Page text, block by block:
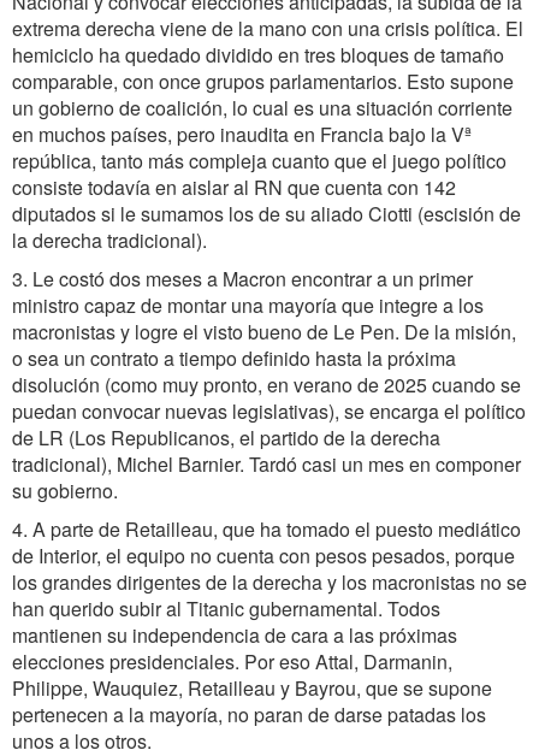
extrema derecha viene de la mano con una crisis política. El
hemiciclo ha quedado dividido en tres bloques de tamaño
comparable, con once grupos parlamentarios. Esto supone
un gobierno de coalición, lo cual es una situación corriente
en muchos países, pero inaudita en Francia bajo la Vª
república, tanto más compleja cuanto que el juego político
consiste todavía en aislar al RN que cuenta con 142
diputados si le sumamos los de su aliado Ciotti (escisión de
la derecha tradicional).
3. Le costó dos meses a Macron encontrar a un primer
ministro capaz de montar una mayoría que integre a los
macronistas y logre el visto bueno de Le Pen. De la misión,
o sea un contrato a tiempo definido hasta la próxima
disolución (como muy pronto, en verano de 2025 cuando se
puedan convocar nuevas legislativas), se encarga el político
de LR (Los Republicanos, el partido de la derecha
tradicional), Michel Barnier. Tardó casi un mes en componer
su gobierno.
4. A parte de Retailleau, que ha tomado el puesto mediático
de Interior, el equipo no cuenta con pesos pesados, porque
los grandes dirigentes de la derecha y los macronistas no se
han querido subir al Titanic gubernamental. Todos
mantienen su independencia de cara a las próximas
elecciones presidenciales. Por eso Attal, Darmanin,
Philippe, Wauquiez, Retailleau y Bayrou, que se supone
pertenecen a la mayoría, no paran de darse patadas los
unos a los otros.